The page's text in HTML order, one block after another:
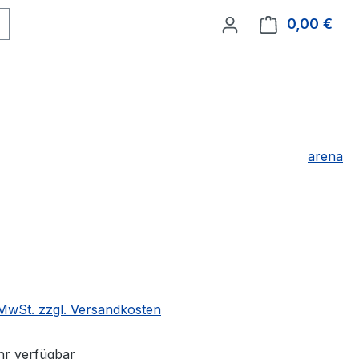
0,00 €
arena
zzgl. Versandkosten
verfügbar